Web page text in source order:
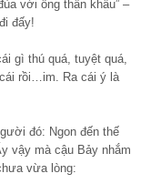
với ông thần khẩu” –
đấy!
gì thú quá, tuyệt quá,
rồi…im. Ra cái ý là
đó: Ngon đến thế
vậy mà cậu Bảy nhắm
vừa lòng: